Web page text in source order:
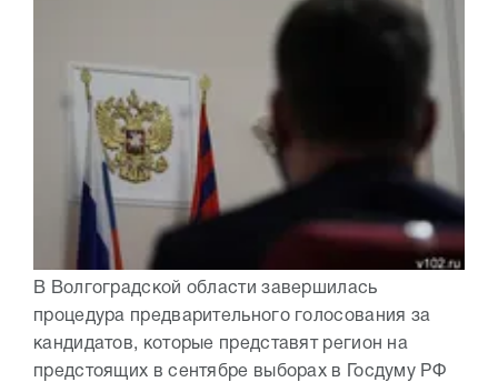
В Волгоградской области завершилась
процедура предварительного голосования за
кандидатов, которые представят регион на
предстоящих в сентябре выборах в Госдуму РФ